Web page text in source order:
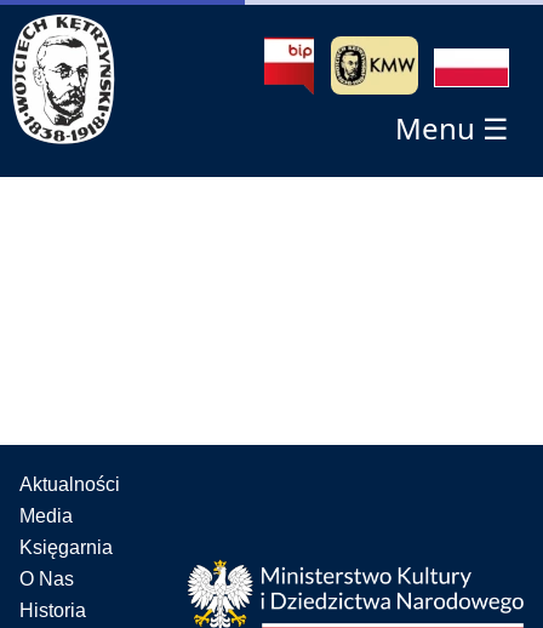
Menu ☰
Aktualności
Media
Księgarnia
O Nas
Historia